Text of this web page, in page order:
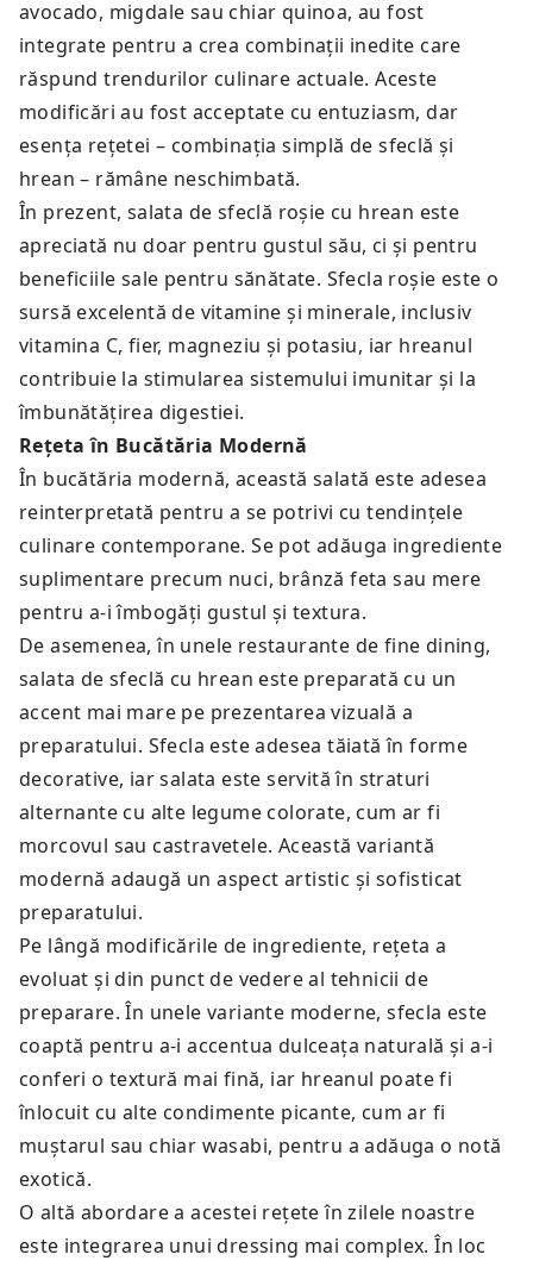
avocado, migdale sau chiar quinoa, au fost
integrate pentru a crea combinații inedite care
răspund trendurilor culinare actuale. Aceste
modificări au fost acceptate cu entuziasm, dar
esența rețetei – combinația simplă de sfeclă și
hrean – rămâne neschimbată.
În prezent, salata de sfeclă roșie cu hrean este
apreciată nu doar pentru gustul său, ci și pentru
beneficiile sale pentru sănătate. Sfecla roșie este o
sursă excelentă de vitamine și minerale, inclusiv
vitamina C, fier, magneziu și potasiu, iar hreanul
contribuie la stimularea sistemului imunitar și la
îmbunătățirea digestiei.
Rețeta în Bucătăria Modernă
În bucătăria modernă, această salată este adesea
reinterpretată pentru a se potrivi cu tendințele
culinare contemporane. Se pot adăuga ingrediente
suplimentare precum nuci, brânză feta sau mere
pentru a-i îmbogăți gustul și textura.
De asemenea, în unele restaurante de fine dining,
salata de sfeclă cu hrean este preparată cu un
accent mai mare pe prezentarea vizuală a
preparatului. Sfecla este adesea tăiată în forme
decorative, iar salata este servită în straturi
alternante cu alte legume colorate, cum ar fi
morcovul sau castravetele. Această variantă
modernă adaugă un aspect artistic și sofisticat
preparatului.
Pe lângă modificările de ingrediente, rețeta a
evoluat și din punct de vedere al tehnicii de
preparare. În unele variante moderne, sfecla este
coaptă pentru a-i accentua dulceața naturală și a-i
conferi o textură mai fină, iar hreanul poate fi
înlocuit cu alte condimente picante, cum ar fi
muștarul sau chiar wasabi, pentru a adăuga o notă
exotică.
O altă abordare a acestei rețete în zilele noastre
este integrarea unui dressing mai complex. În loc